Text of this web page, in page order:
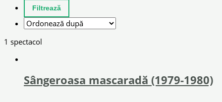
1 spectacol
Sângeroasa mascaradă (1979-1980)